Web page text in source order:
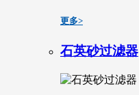
更多>
石英砂过滤器